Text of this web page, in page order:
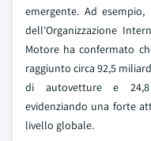
emergente. Ad
dell'Organizzazione
Motore ha confermato
raggiunto circa 92,5
di autovetture e
evidenziando una forte
livello globale.